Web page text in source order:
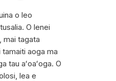
o leo
O lenei
mai tagata
tamaiti aoga ma
tau aʻoaʻoga. O
lea e